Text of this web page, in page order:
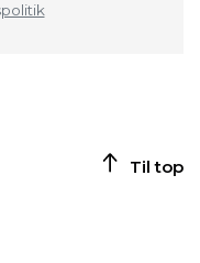
Til top